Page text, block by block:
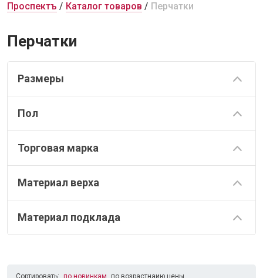
Проспектъ Каталог товаров Перчатки
Перчатки
Размеры
Пол
Торговая марка
Материал верха
Материал подклада
Сортировать: по новинкам
по возрастнаию цены